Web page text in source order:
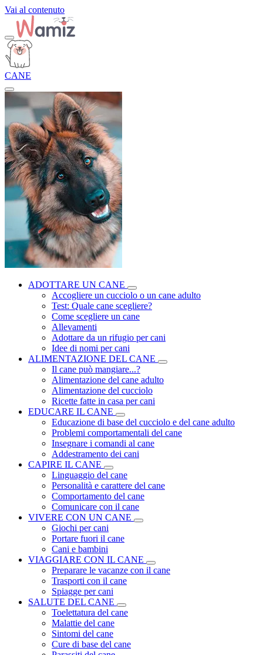
Vai al contenuto
CANE
ADOTTARE UN CANE
Accogliere un cucciolo o un cane adulto
Test: Quale cane scegliere?
Come scegliere un cane
Allevamenti
Adottare da un rifugio per cani
Idee di nomi per cani
ALIMENTAZIONE DEL CANE
Il cane può mangiare...?
Alimentazione del cane adulto
Alimentazione del cucciolo
Ricette fatte in casa per cani
EDUCARE IL CANE
Educazione di base del cucciolo e del cane adulto
Problemi comportamentali del cane
Insegnare i comandi al cane
Addestramento dei cani
CAPIRE IL CANE
Linguaggio del cane
Personalità e carattere del cane
Comportamento del cane
Comunicare con il cane
VIVERE CON UN CANE
Giochi per cani
Portare fuori il cane
Cani e bambini
VIAGGIARE CON IL CANE
Preparare le vacanze con il cane
Trasporti con il cane
Spiagge per cani
SALUTE DEL CANE
Toelettatura del cane
Malattie del cane
Sintomi del cane
Cure di base del cane